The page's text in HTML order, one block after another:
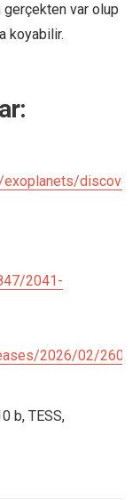
var olup
koyabilir.
exoplanets/
2041-
2026/02/
b, TESS,